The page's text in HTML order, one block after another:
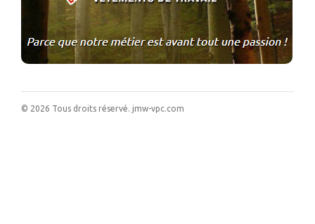
© 2026 Tous droits réservé. jmw-vpc.com